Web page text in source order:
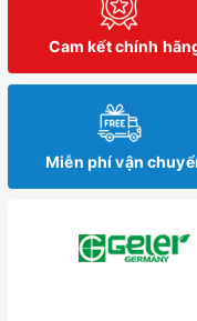
Cam kết chính
Miễn phí vận